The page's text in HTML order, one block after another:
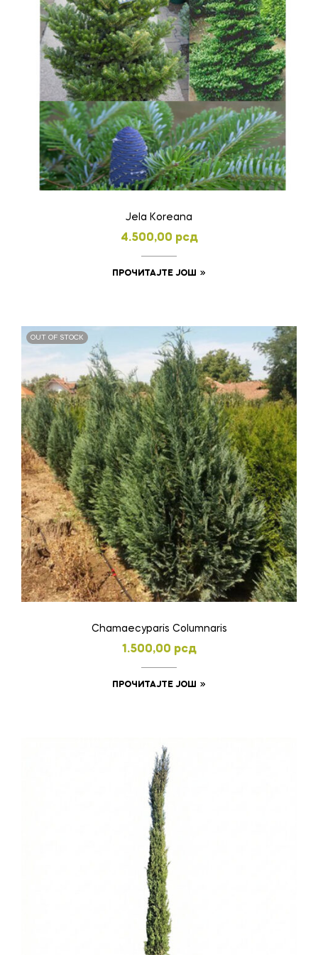
изабране
на
страници
производа.
Jela Koreana
4.500,00 рсд
ПРОЧИТАЈТЕ ЈОШ
OUT OF STOCK
Chamaecyparis Columnaris
1.500,00 рсд
ПРОЧИТАЈТЕ ЈОШ